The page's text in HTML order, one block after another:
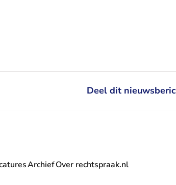
Deel dit
Rechtspraak.nl
verlaat Rechtspraak.nl
ArchiefOver rechtspraak.nl